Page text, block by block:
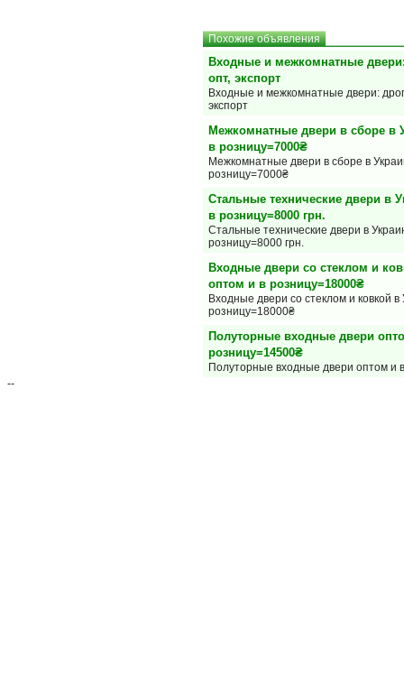
Похожие объявления
Входные и межкомнатные
опт, экспорт
Входные и межкомнатные двери:
экспорт
Межкомнатные двери в сборе в
в розницу=7000₴
Межкомнатные двери в сборе в
розницу=7000₴
Стальные технические двери в
в розницу=8000 грн.
Стальные технические двери в
розницу=8000 грн.
Входные двери со стеклом и
оптом и в розницу=18000₴
Входные двери со стеклом и ковкой
розницу=18000₴
Полуторные входные двери
розницу=14500₴
Полуторные входные двери оптом и
--